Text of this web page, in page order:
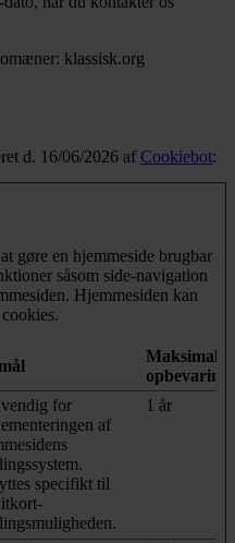
klassisk.org
d. 16/06/2026 af Cookiebot:
gøre en hjemmeside brugbar
såsom side-navigation
Hjemmesiden kan
Maksimal
for
af
specifikt til
1 år